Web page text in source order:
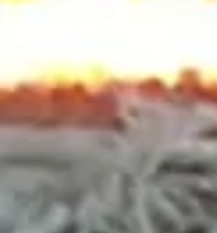
Interrupteur thermique avec reset
Voir plus
Enregistrer ce produit pour plus tard
Favori
Afficher les favoris
Partagez votre achat avec vos amis
Épingler
Interrupteur thermique
Rechercher parmi les produits